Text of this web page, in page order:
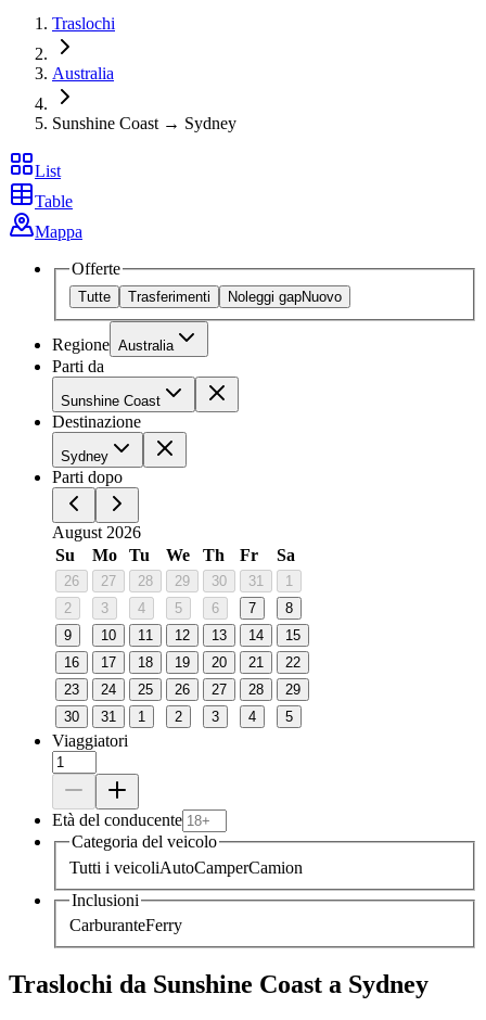
Traslochi
Australia
Sunshine Coast → Sydney
List
Table
Mappa
Offerte
Tutte Trasferimenti Noleggi gapNuovo
Regione Australia
Parti da
Sunshine Coast
Destinazione
Sydney
Parti dopo
August 2026
Su
Mo Tu We Th Fr Sa
26 27 28 29 30 31
1
2
3 4 5 6 7
8
9
10 11 12 13 14
15
16
17 18 19 20 21
22
23
24 25 26 27 28
29
30
31 1 2 3 4 5
Viaggiatori
Età del conducente
Categoria del veicolo
Tutti i veicoliAutoCamperCamion
Inclusioni
CarburanteFerry
Traslochi da Sunshine Coast a Sydney